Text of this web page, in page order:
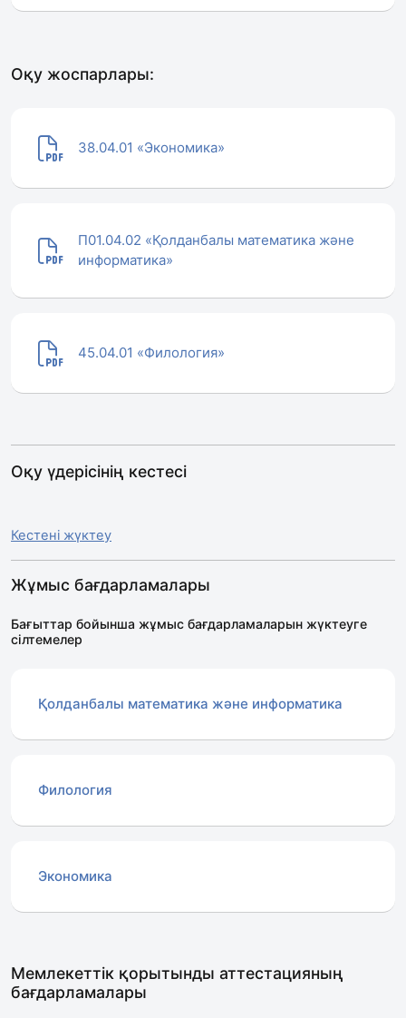
Оқу жоспарлары:
38.04.01 «Экономика»
П01.04.02 «Қолданбалы математика және
информатика»
45.04.01 «Филология»
Оқу үдерісінің кестесі
Кестені жүктеу
Жұмыс бағдарламалары
Бағыттар бойынша жұмыс бағдарламаларын жүктеуге
сілтемелер
Қолданбалы математика және информатика
Филология
Экономика
Мемлекеттік қорытынды аттестацияның
бағдарламалары